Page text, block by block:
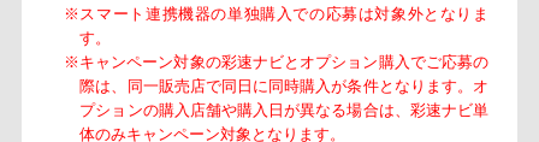
※スマート連携機器の単独購入での応募は対象外となりま
す。
※キャンペーン対象の彩速ナビとオプション購入でご応募の
際は、同一販売店で同日に同時購入が条件となります。オ
プションの購入店舗や購入日が異なる場合は、彩速ナビ単
体のみキャンペーン対象となります。